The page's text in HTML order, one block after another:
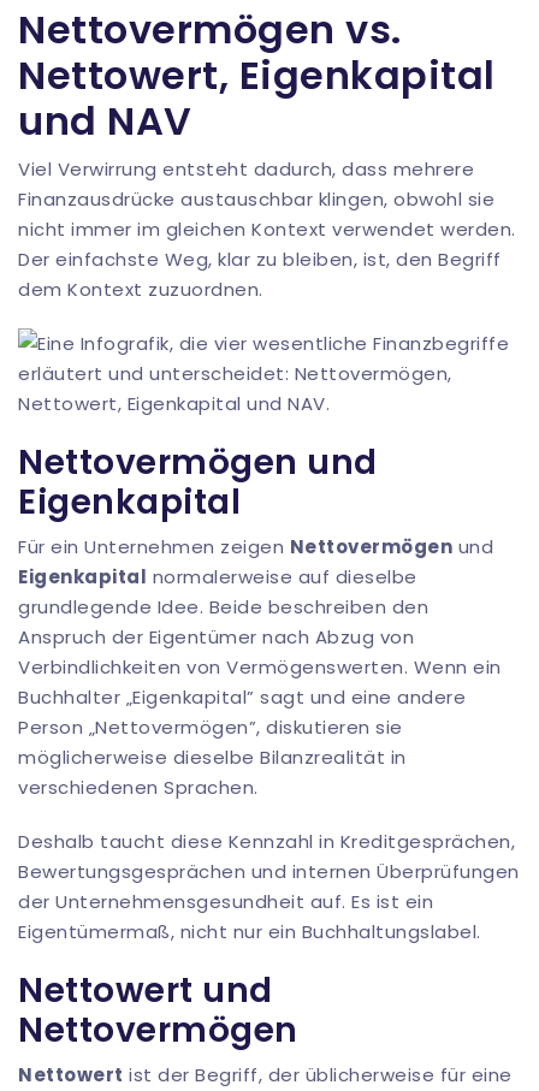
Nettovermögen vs.
Nettowert, Eigenkapital
und NAV
Viel Verwirrung entsteht dadurch, dass mehrere
Finanzausdrücke austauschbar klingen, obwohl sie
nicht immer im gleichen Kontext verwendet werden.
Der einfachste Weg, klar zu bleiben, ist, den Begriff
dem Kontext zuzuordnen.
Nettovermögen und
Eigenkapital
Für ein Unternehmen zeigen Nettovermögen und
Eigenkapital normalerweise auf dieselbe
grundlegende Idee. Beide beschreiben den
Anspruch der Eigentümer nach Abzug von
Verbindlichkeiten von Vermögenswerten. Wenn ein
Buchhalter „Eigenkapital” sagt und eine andere
Person „Nettovermögen”, diskutieren sie
möglicherweise dieselbe Bilanzrealität in
verschiedenen Sprachen.
Deshalb taucht diese Kennzahl in Kreditgesprächen,
Bewertungsgesprächen und internen Überprüfungen
der Unternehmensgesundheit auf. Es ist ein
Eigentümermaß, nicht nur ein Buchhaltungslabel.
Nettowert und
Nettovermögen
Nettowert ist der Begriff, der üblicherweise für eine